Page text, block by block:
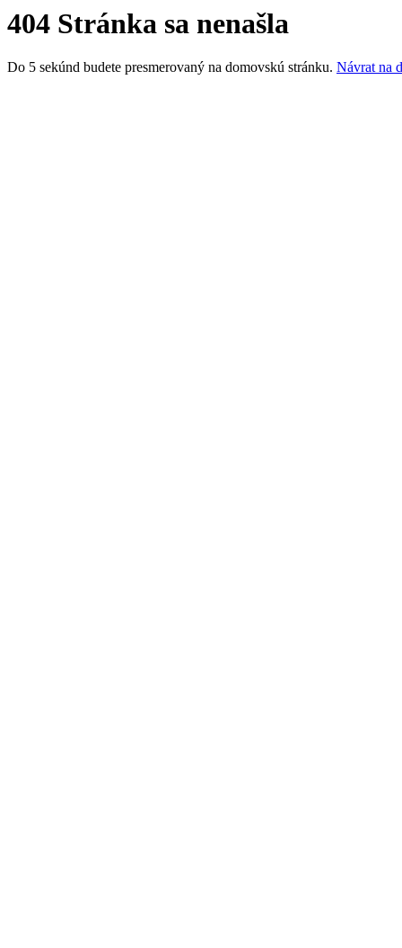
404 Stránka sa nenašla
Do 5 sekúnd budete presmerovaný na domovskú stránku. Návrat na